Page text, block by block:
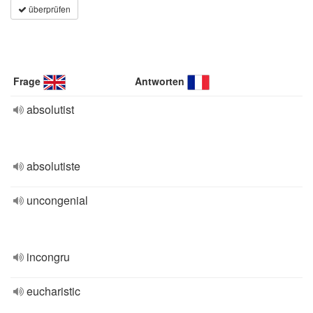
überprüfen
Frage Antworten
absolutist
absolutiste
uncongenial
incongru
eucharistic